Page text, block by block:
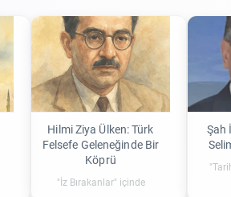
Hilmi Ziya Ülken: Türk
Felsefe Geleneğinde Bir
Köprü
"İz Bırakanlar" içinde
Şah